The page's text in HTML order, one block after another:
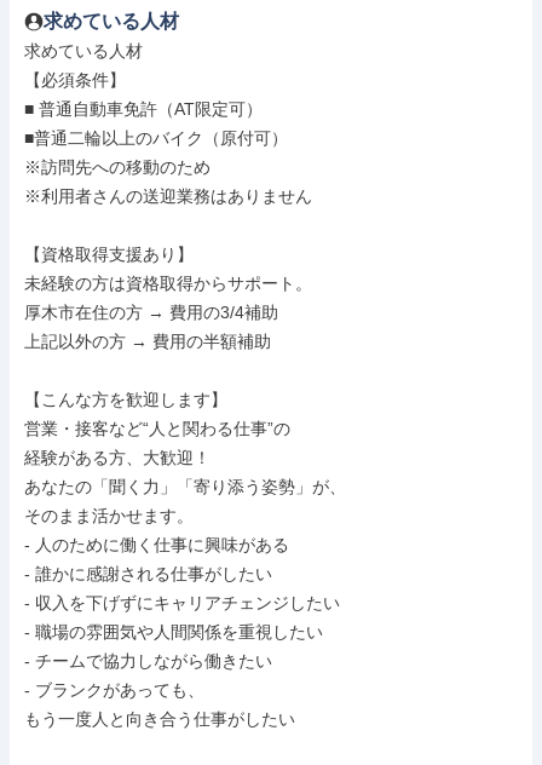
求めている人材
求めている人材
【必須条件】
■ 普通自動車免許（AT限定可）
■普通二輪以上のバイク（原付可）
※訪問先への移動のため
※利用者さんの送迎業務はありません
【資格取得支援あり】
未経験の方は資格取得からサポート。
厚木市在住の方 → 費用の3/4補助
上記以外の方 → 費用の半額補助
【こんな方を歓迎します】
営業・接客など“人と関わる仕事”の
経験がある方、大歓迎！
あなたの「聞く力」「寄り添う姿勢」が、
そのまま活かせます。
- 人のために働く仕事に興味がある
- 誰かに感謝される仕事がしたい
- 収入を下げずにキャリアチェンジしたい
- 職場の雰囲気や人間関係を重視したい
- チームで協力しながら働きたい
- ブランクがあっても、
もう一度人と向き合う仕事がしたい